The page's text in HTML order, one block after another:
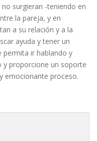
surgieran -teniendo en
la pareja, y en
a su relación y a la
ayuda y tener un
permita ir hablando y
y proporcione un soporte
emocionante proceso.